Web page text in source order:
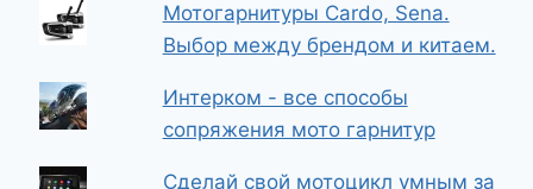
Мотогарнитуры Cardo, Sena.
Выбор между брендом и китаем.
Интерком - все способы
сопряжения мото гарнитур
Сделай свой мотоцикл умным за